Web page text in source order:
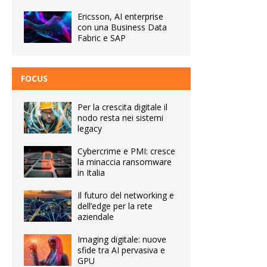
Ericsson, AI enterprise
con una Business Data
Fabric e SAP
FOCUS
Per la crescita digitale il
nodo resta nei sistemi
legacy
Cybercrime e PMI: cresce
la minaccia ransomware
in Italia
Il futuro del networking e
dell’edge per la rete
aziendale
Imaging digitale: nuove
sfide tra AI pervasiva e
GPU